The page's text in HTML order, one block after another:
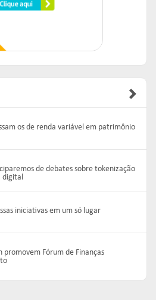
os de renda variável em patrimônio
de debates sobre tokenização
digital
iniciativas em um só lugar
promovem Fórum de Finanças